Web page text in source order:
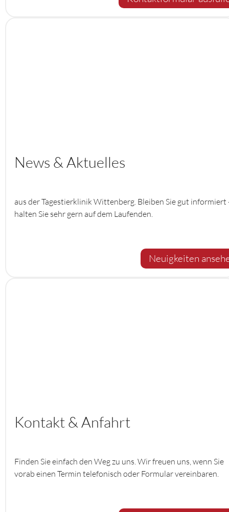
News & Aktuelles
aus der Tagestierklinik Wittenberg. Bleiben Sie gut informiert
halten Sie sehr gern auf dem Laufenden.
Neuigkeiten
Kontakt & Anfahrt
Finden Sie einfach den Weg zu uns. Wir freuen uns, wenn Sie
vorab einen Termin telefonisch oder Formular vereinbaren.